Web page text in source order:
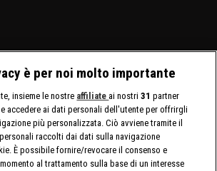
è per noi molto importante
insieme le nostre affiliate ai nostri31 partner
accedere ai dati personali dell'utente per offrirgli
più personalizzata. Ciò avviene tramite il
raccolti dai dati sulla navigazione
È possibile fornire/revocare il consenso e
al trattamento sulla base di un interesse